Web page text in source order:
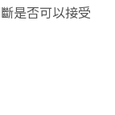
是否可以接受